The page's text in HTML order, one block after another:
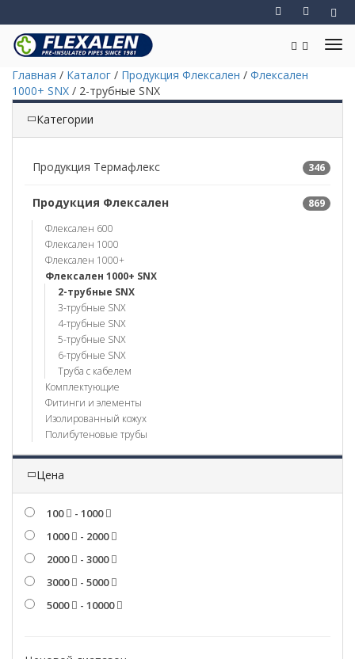
Главная / Каталог / Продукция Флексален / Флексален
1000+ SNX / 2-трубные SNX
Категории
Продукция Термафлекс 346
Продукция Флексален
869
Флексален 600
Флексален 1000
Флексален 1000+
Флексален 1000+ SNX
2-трубные SNX
3-трубные SNX
4-трубные SNX
5-трубные SNX
6-трубные SNX
Труба с кабелем
Комплектующие
Фитинги и элементы
Изолированный кожух
Полибутеновые трубы
Цена
100
- 1000
1000
- 2000
2000
- 3000
3000
- 5000
5000
- 10000